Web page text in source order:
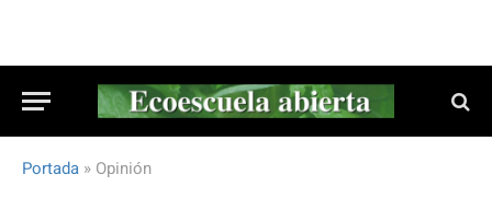
Portada » Opinión